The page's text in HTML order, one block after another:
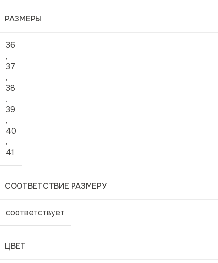
РАЗМЕРЫ
36
,
37
,
38
,
39
,
40
,
41
СООТВЕТСТВИЕ РАЗМЕРУ
соответствует
ЦВЕТ